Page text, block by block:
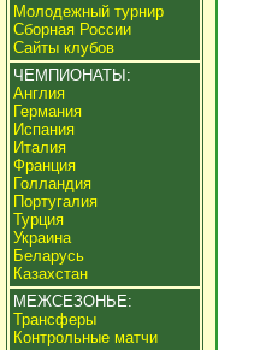
Молодежный турнир
Сборная России
Сайты клубов
ЧЕМПИОНАТЫ:
Англия
Германия
Испания
Италия
Франция
Голландия
Португалия
Турция
Украина
Беларусь
Казахстан
МЕЖСЕЗОНЬЕ:
Трансферы
Контрольные матчи